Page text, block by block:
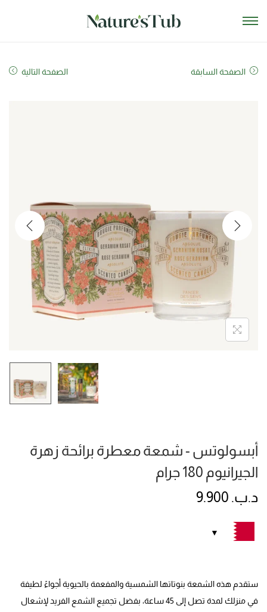
الصفحة السابقة الصفحة التالية
أبسولوتس - شمعة معطرة برائحة زهرة
الجيرانيوم 180 جرام
د.ب. 9.900
ستقدم هذه الشمعة بنوتاتها الشمسية والمفعمة بالحيوية أجواءً لطيفة
في منزلك لمدة تصل إلى 45 ساعة، بفضل تجميع الشمع الفريد لإشعال